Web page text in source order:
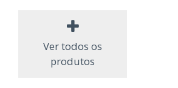
Ver todos os
produtos